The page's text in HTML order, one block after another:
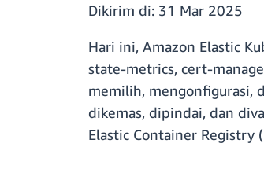
Dikirim di: 31 Mar 2025
Hari ini, Amazon Elastic
state-metrics, cert-
memilih, mengonfigurasi,
dikemas, dipindai, dan
Elastic Container Registry